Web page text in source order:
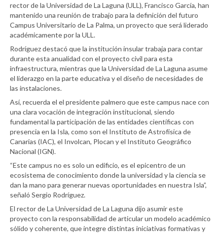
rector de la Universidad de La Laguna (ULL), Francisco García, han
mantenido una reunión de trabajo para la definición del futuro
Campus Universitario de La Palma, un proyecto que será liderado
académicamente por la ULL.
Rodríguez destacó que la institución insular trabaja para contar
durante esta anualidad con el proyecto civil para esta
infraestructura, mientras que la Universidad de La Laguna asume
el liderazgo en la parte educativa y el diseño de necesidades de
las instalaciones.
Así, recuerda el el presidente palmero que este campus nace con
una clara vocación de integración institucional, siendo
fundamental la participación de las entidades científicas con
presencia en la Isla, como son el Instituto de Astrofísica de
Canarias (IAC), el Involcan, Plocan y el Instituto Geográfico
Nacional (IGN).
“Este campus no es solo un edificio, es el epicentro de un
ecosistema de conocimiento donde la universidad y la ciencia se
dan la mano para generar nuevas oportunidades en nuestra Isla”,
señaló Sergio Rodríguez.
El rector de La Universidad de La Laguna dijo asumir este
proyecto con la responsabilidad de articular un modelo académico
sólido y coherente, que integre distintas iniciativas formativas y